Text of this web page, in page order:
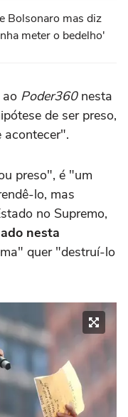
Bolsonaro mas diz
meter o bedelho'
Poder360 nesta
de ser preso,
acontecer".
preso", é "um
lo, mas
no Supremo,
nesta
quer "destruí-lo